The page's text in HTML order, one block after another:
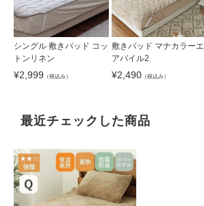
シングル 敷きパッド コッ
トンリネン
¥2,999 （税込み）
敷きパッド マナカラーエ
アパイル2
¥2,490 （税込み）
最近チェックした商品